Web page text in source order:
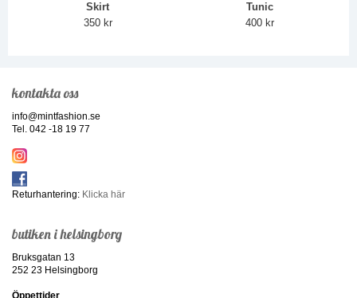
Skirt
350 kr
Tunic
400 kr
kontakta oss
info@mintfashion.se
Tel. 042 -18 19 77
Returhantering: Klicka här
butiken i helsingborg
Bruksgatan 13
252 23 Helsingborg